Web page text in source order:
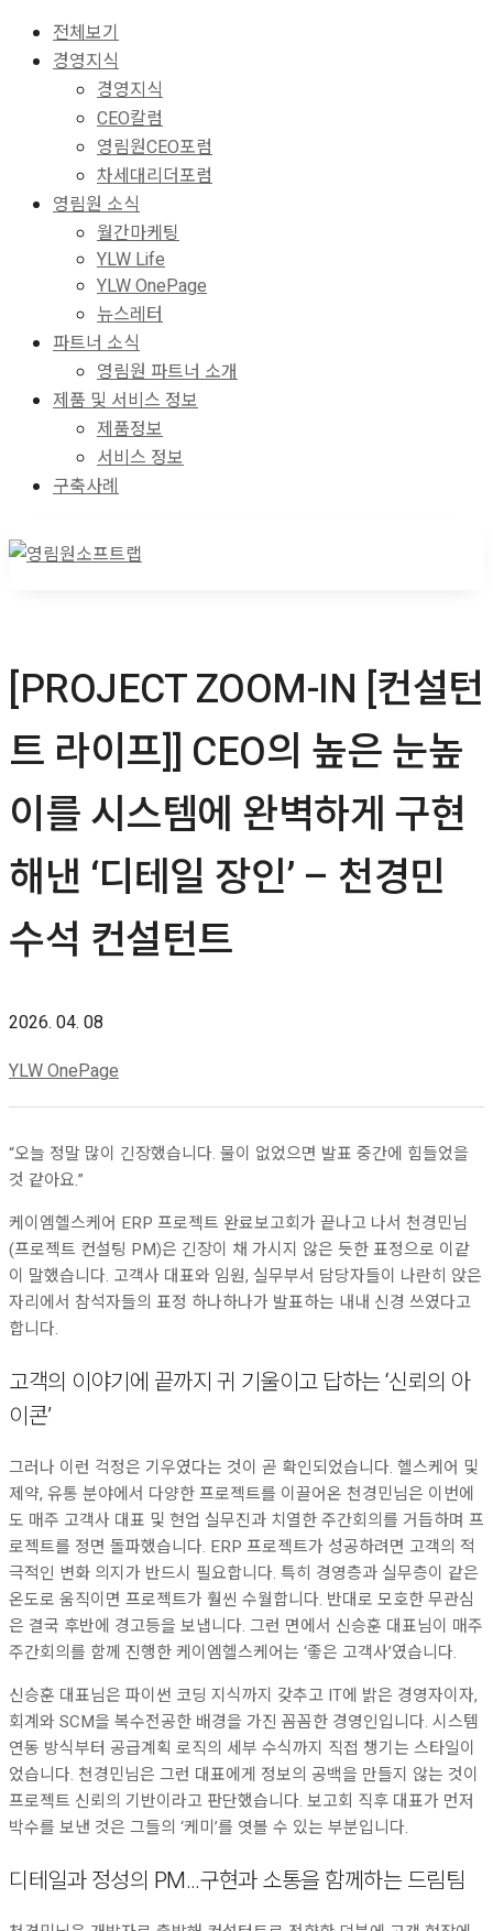
전체보기
경영지식
경영지식
CEO칼럼
영림원CEO포럼
차세대리더포럼
영림원 소식
월간마케팅
YLW Life
YLW OnePage
뉴스레터
파트너 소식
영림원 파트너 소개
제품 및 서비스 정보
제품정보
서비스 정보
구축사례
[PROJECT ZOOM-IN [컨설턴
트 라이프]] CEO의 높은 눈높
이를 시스템에 완벽하게 구현
해낸 ‘디테일 장인’ – 천경민
수석 컨설턴트
2026. 04. 08
YLW OnePage
“오늘 정말 많이 긴장했습니다. 물이 없었으면 발표 중간에 힘들었을
것 같아요.”
케이엠헬스케어 ERP 프로젝트 완료보고회가 끝나고 나서 천경민님
(프로젝트 컨설팅 PM)은 긴장이 채 가시지 않은 듯한 표정으로 이같
이 말했습니다. 고객사 대표와 임원, 실무부서 담당자들이 나란히 앉은
자리에서 참석자들의 표정 하나하나가 발표하는 내내 신경 쓰였다고
합니다.
고객의 이야기에 끝까지 귀 기울이고 답하는 ‘신뢰의 아
이콘’
그러나 이런 걱정은 기우였다는 것이 곧 확인되었습니다. 헬스케어 및
제약, 유통 분야에서 다양한 프로젝트를 이끌어온 천경민님은 이번에
도 매주 고객사 대표 및 현업 실무진과 치열한 주간회의를 거듭하며 프
로젝트를 정면 돌파했습니다. ERP 프로젝트가 성공하려면 고객의 적
극적인 변화 의지가 반드시 필요합니다. 특히 경영층과 실무층이 같은
온도로 움직이면 프로젝트가 훨씬 수월합니다. 반대로 모호한 무관심
은 결국 후반에 경고등을 보냅니다. 그런 면에서 신승훈 대표님이 매주
주간회의를 함께 진행한 케이엠헬스케어는 ‘좋은 고객사’였습니다.
신승훈 대표님은 파이썬 코딩 지식까지 갖추고 IT에 밝은 경영자이자,
회계와 SCM을 복수전공한 배경을 가진 꼼꼼한 경영인입니다. 시스템
연동 방식부터 공급계획 로직의 세부 수식까지 직접 챙기는 스타일이
었습니다. 천경민님은 그런 대표에게 정보의 공백을 만들지 않는 것이
프로젝트 신뢰의 기반이라고 판단했습니다. 보고회 직후 대표가 먼저
박수를 보낸 것은 그들의 ‘케미’를 엿볼 수 있는 부분입니다.
디테일과 정성의 PM…구현과 소통을 함께하는 드림팀